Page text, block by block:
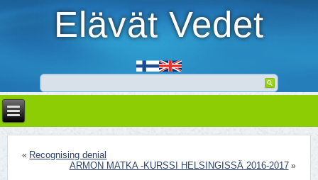
Elävät Vedet
« Recognising denial
ARMON MATKA -KURSSI HELSINGISSÄ 2016-2017»